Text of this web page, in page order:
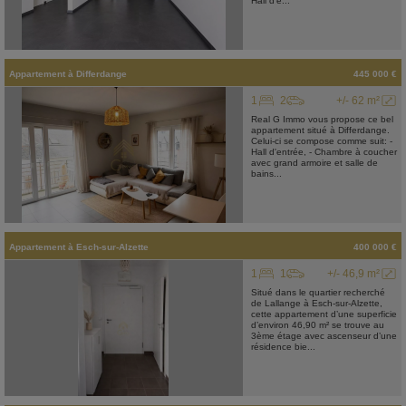
Appartement à Differdange 445 000 €
+/- 62 m²
1 2
Real G Immo vous propose ce bel
appartement situé à Differdange.
Celui-ci se compose comme suit: -
Hall d'entrée, - Chambre à coucher
avec grand armoire et salle de
bains...
Appartement à Esch-sur-Alzette 400 000 €
+/- 46,9 m²
1 1
Situé dans le quartier recherché
de Lallange à Esch-sur-Alzette,
cette appartement d’une superficie
d’environ 46,90 m² se trouve au
3ème étage avec ascenseur d’une
résidence bie...